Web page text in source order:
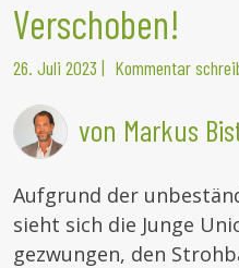
Verschoben!
26. Juli 2023 | Kommentar
von Markus
Aufgrund der
sieht sich die Junge
gezwungen, den